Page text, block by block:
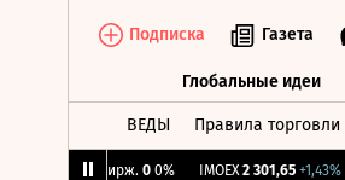
Подписка Газета
Глобальные идеи
ВЕДЫ Правила торговли
CNY Бирж. 0 0% IMOEX 2 301,65 +1,43%↑